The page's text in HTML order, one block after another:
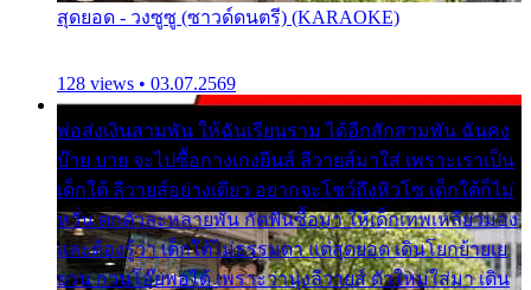
สุดยอด - วงซูซู (ซาวด์ดนตรี) (KARAOKE)
128 views • 03.07.2569
พ่อส่งเงินสามพัน ให้ฉันเรียนราม ได้อีกสักสามพัน ฉันคง
บ๊าย บาย จะไปซื้อกางเกงยีนส์ ลีวายส์มาใส่ เพราะเราเป็น
เด็กใต้ ลีวายส์อย่างเดียว อยากจะโชว์ถึงหิวโซ เด็กใต้ก็ไม่
หวั่น ตกตัวละหลายพัน กัดฟันซื้อมา ให้เด็กเทพเหลียวมอง
และต้องรู้ว่า เด็กใต้ไม่ธรรมดา แต่สุดยอด เดินโยกย้ายเย
ยวน กวนโอ๊ยพอได้ เพราะว่านุ่งลีวายส์ ตัวใหม่ใส่มา เดิน